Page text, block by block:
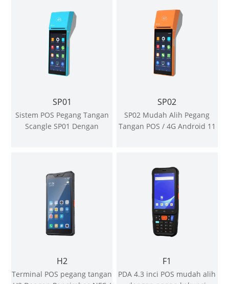
SP01
Sistem POS Pegang Tangan
Scangle SP01 Dengan
SP02
SP02 Mudah Alih Pegang
Tangan POS / 4G Android 11
H2
Terminal POS pegang tangan
F1
PDA 4.3 inci POS mudah alih